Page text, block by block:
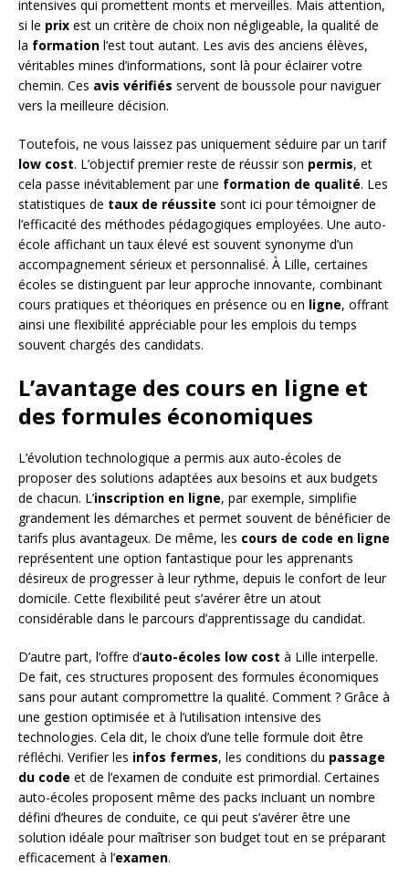
intensives qui promettent monts et merveilles. Mais attention,
si le prix est un critère de choix non négligeable, la qualité de
la formation l’est tout autant. Les avis des anciens élèves,
véritables mines d’informations, sont là pour éclairer votre
chemin. Ces avis vérifiés servent de boussole pour naviguer
vers la meilleure décision.
Toutefois, ne vous laissez pas uniquement séduire par un tarif
low cost. L’objectif premier reste de réussir son permis, et
cela passe inévitablement par une formation de qualité. Les
statistiques de taux de réussite sont ici pour témoigner de
l’efficacité des méthodes pédagogiques employées. Une auto-
école affichant un taux élevé est souvent synonyme d’un
accompagnement sérieux et personnalisé. À Lille, certaines
écoles se distinguent par leur approche innovante, combinant
cours pratiques et théoriques en présence ou en ligne, offrant
ainsi une flexibilité appréciable pour les emplois du temps
souvent chargés des candidats.
L’avantage des cours en ligne et
des formules économiques
L’évolution technologique a permis aux auto-écoles de
proposer des solutions adaptées aux besoins et aux budgets
de chacun. L’inscription en ligne, par exemple, simplifie
grandement les démarches et permet souvent de bénéficier de
tarifs plus avantageux. De même, les cours de code en ligne
représentent une option fantastique pour les apprenants
désireux de progresser à leur rythme, depuis le confort de leur
domicile. Cette flexibilité peut s’avérer être un atout
considérable dans le parcours d’apprentissage du candidat.
D’autre part, l’offre d’auto-écoles low cost à Lille interpelle.
De fait, ces structures proposent des formules économiques
sans pour autant compromettre la qualité. Comment ? Grâce à
une gestion optimisée et à l’utilisation intensive des
technologies. Cela dit, le choix d’une telle formule doit être
réfléchi. Verifier les infos fermes, les conditions du passage
du code et de l’examen de conduite est primordial. Certaines
auto-écoles proposent même des packs incluant un nombre
défini d’heures de conduite, ce qui peut s’avérer être une
solution idéale pour maîtriser son budget tout en se préparant
efficacement à l’examen.